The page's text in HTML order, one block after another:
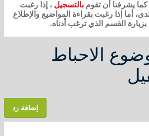
كما يشرفنا أن تقوم بالتسجيل ، إذا رغبت
أما إذا رغبت بقراءة المواضيع والإطلاع
القسم الذي ترغب أدناه.
الاحباط
إضافة رد